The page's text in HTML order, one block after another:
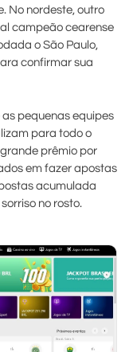
No nordeste, outro
campeão cearense
o São Paulo,
confirmar sua
pequenas equipes
para todo o
prêmio por
em fazer apostas
acumulada
no rosto.